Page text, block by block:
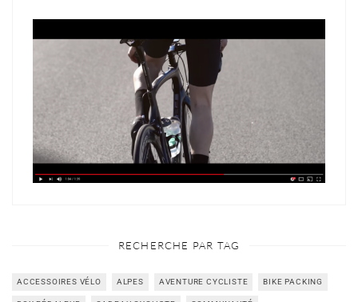
RECHERCHE PAR TAG
ACCESSOIRES VÉLO ALPES AVENTURE CYCLISTE BIKE PACKING